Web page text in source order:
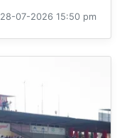
28-07-2026 15:50 pm